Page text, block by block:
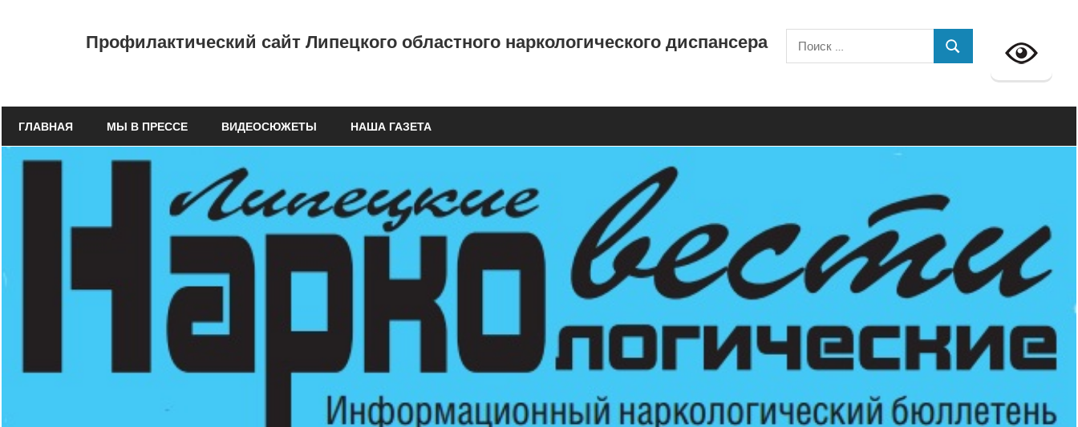
Профилактический
ГУЗ
"Липецкий
наркологический
Поиск
для:
ПОИСК
Профилактический сайт Липецкого областного наркологического диспансера
ГЛАВНАЯ МЫ В ПРЕССЕ ВИДЕОСЮЖЕТЫ НАША ГАЗЕТА